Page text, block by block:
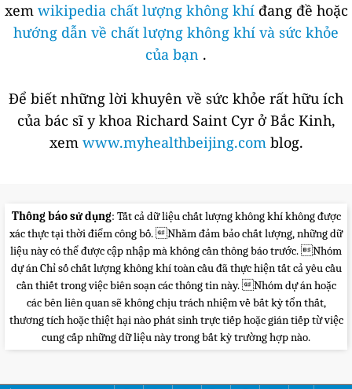
xem wikipedia chất lượng không khíđang đề hoặc
hướng dẫn về chất lượng không khí và sức khỏe
của bạn .
Để biết những lời khuyên về sức khỏe rất hữu ích
của bác sĩ y khoa Richard Saint Cyr ở Bắc Kinh,
xem www.myhealthbeijing.com blog.
Thông báo sử dụng: Tất cả dữ liệu chất lượng không khí không được
xác thực tại thời điểm công bố. Nhằm đảm bảo chất lượng, những dữ
liệu này có thể được cập nhập mà không cần thông báo trước. Nhóm
dự án Chỉ số chất lượng không khí toàn cầu đã thực hiện tất cả yêu cầu
cần thiết trong việc biên soạn các thông tin này. Nhóm dự án hoặc
các bên liên quan sẽ không chịu trách nhiệm về bất kỳ tổn thất,
thương tích hoặc thiệt hại nào phát sinh trực tiếp hoặc gián tiếp từ việc
cung cấp những dữ liệu này trong bất kỳ trường hợp nào.